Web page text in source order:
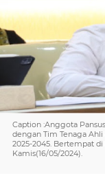
Caption :Anggota
dengan Tim Tenaga
2025-2045. Bertempat
Kamis(16/05/2024).